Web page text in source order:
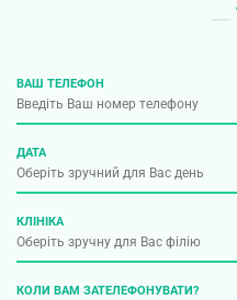
ВАШ ТЕЛЕФОН
ДАТА
КЛІНІКА
КОЛИ ВАМ ЗАТЕЛЕФОНУВАТИ?